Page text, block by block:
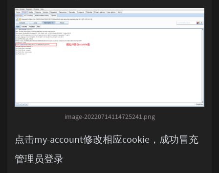
image-20220714114725241.png
点击my-account修改相应cookie，成功冒充
管理员登录